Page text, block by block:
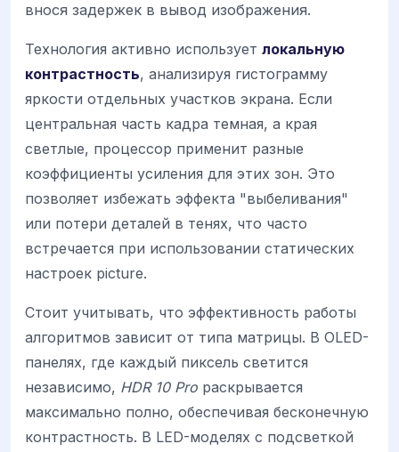
внося задержек в вывод изображения.
Технология активно использует локальную
контрастность, анализируя гистограмму
яркости отдельных участков экрана. Если
центральная часть кадра темная, а края
светлые, процессор применит разные
коэффициенты усиления для этих зон. Это
позволяет избежать эффекта "выбеливания"
или потери деталей в тенях, что часто
встречается при использовании статических
настроек picture.
Стоит учитывать, что эффективность работы
алгоритмов зависит от типа матрицы. В OLED-
панелях, где каждый пиксель светится
независимо, HDR 10 Pro раскрывается
максимально полно, обеспечивая бесконечную
контрастность. В LED-моделях с подсветкой